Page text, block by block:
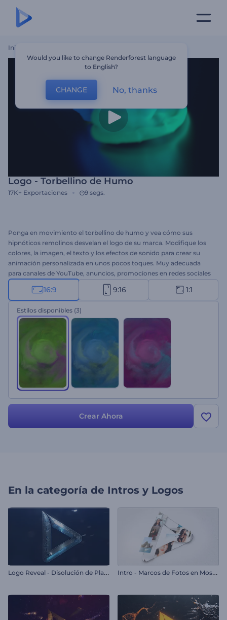
Inicio
Logo - Torbellino de Humo
17K+ Exportaciones 9 segs.
Ponga en movimiento el torbellino de humo y vea cómo sus
hipnóticos remolinos desvelan el logo de su marca. Modifique los
colores, la imagen, el texto y los efectos de sonido para crear su
animación personalizada en unos pocos toques. Muy adecuada
para canales de YouTube, anuncios, promociones en redes sociales
y muchos otros proyectos creativos. ¡Dele una vuelta a esta
plantilla!
16:9 9:16 1:1
Estilos disponibles (3)
Crear Ahora
En la categoría de Intros y Logos
L
ogo Reveal - Disolución de Plata I
ntro - Marcos de Fotos en Mosaico
Would you like to change Renderforest language
to English?
CHANGE No, thanks